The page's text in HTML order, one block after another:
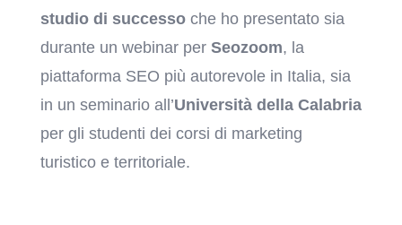
studio di successoche ho presentato sia
durante un webinar per Seozoom, la
piattaforma SEO più autorevole in Italia, sia
in un seminario all’Università della Calabria
per gli studenti dei corsi di marketing
turistico e territoriale.